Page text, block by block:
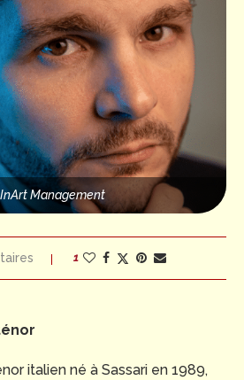
Management
1
italien né à Sassari en 1989,